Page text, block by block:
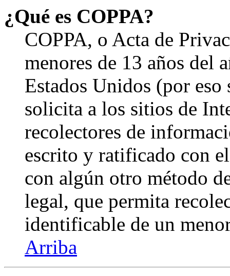
¿Qué es COPPA?
COPPA, o Acta de
menores de 13 años del
Estados Unidos (por eso
solicita a los sitios de
recolectores de
escrito y ratificado con
con algún otro método
legal, que permita
identificable de un
Arriba